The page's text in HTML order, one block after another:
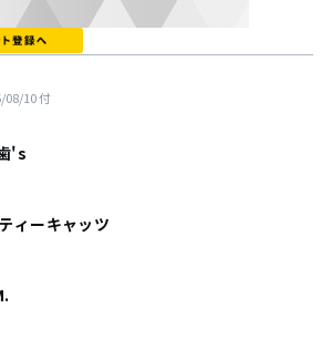
08/10付
's
ィーキャッツ